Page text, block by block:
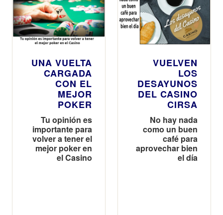
UNA VUELTA
CARGADA
CON EL
MEJOR
POKER
Tu opinión es
importante para
volver a tener el
mejor poker en
el Casino
VUELVEN
LOS
DESAYUNOS
DEL CASINO
CIRSA
No hay nada
como un buen
café para
aprovechar bien
el día